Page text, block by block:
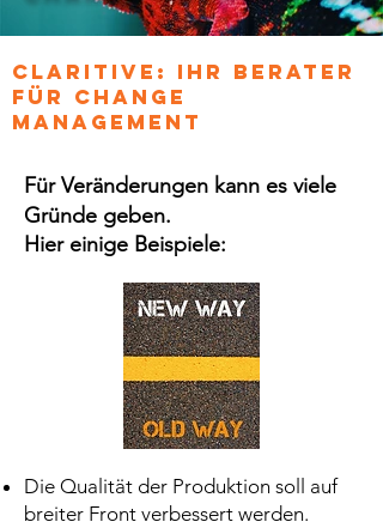
Claritive: Ihr Berater
für Change
Management
Für Veränderungen kann es viele
Gründe geben.
Hier einige Beispiele:
Die Qualität der Produktion soll auf
breiter Front verbessert werden.